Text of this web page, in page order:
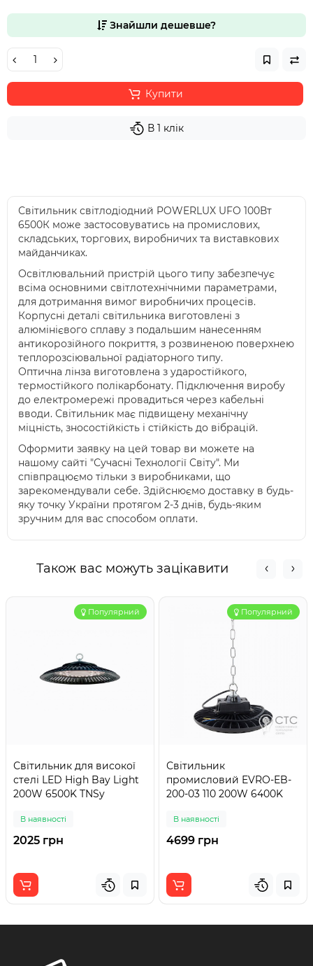
Знайшли дешевше?
Купити
В 1 клік
Світильник світлодіодний POWERLUX UFO 100Вт
6500К може застосовуватись на промислових,
складських, торгових, виробничих та виставкових
майданчиках.
Освітлювальний пристрій цього типу забезпечує
всіма основними світлотехнічними параметрами,
для дотримання вимог виробничих процесів.
Корпусні деталі світильника виготовлені з
алюмінієвого сплаву з подальшим нанесенням
антикорозійного покриття, з розвиненою поверхнею
теплорозсіювальної радіаторного типу.
Оптична лінза виготовлена з ударостійкого,
термостійкого полікарбонату. Підключення виробу
до електромережі провадиться через кабельні
вводи. Світильник має підвищену механічну
міцність, зносостійкість і стійкість до вібрацій.
Оформити заявку на цей товар ви можете на
нашому сайті "Сучасні Технології Світу". Ми
співпрацюємо тільки з виробниками, що
зарекомендували себе. Здійснюємо доставку в будь-
яку точку України протягом 2-3 днів, будь-яким
зручним для вас способом оплати.
Також вас можуть зацікавити
Популярний
Світильник для високої
стелі LED High Bay Light
200W 6500K TNSy
В наявності
2025 грн
Популярний
Світильник
промисловий EVRO-EB-
200-03 110 200W 6400K
В наявності
4699 грн